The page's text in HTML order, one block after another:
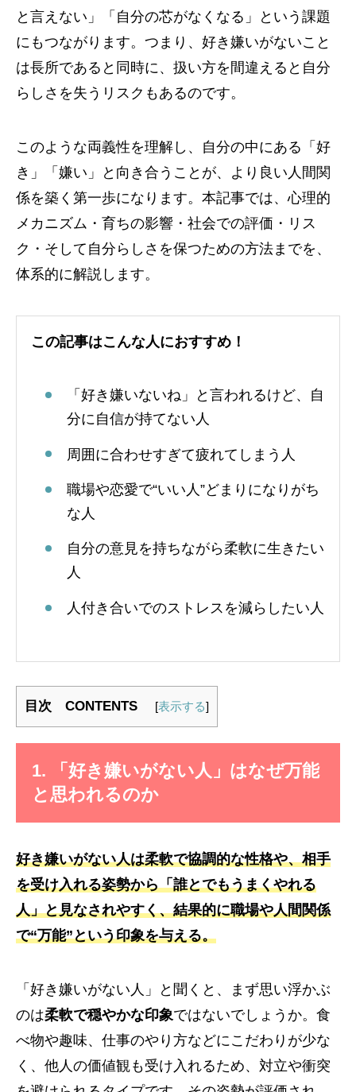
と言えない」「自分の芯がなくなる」という課題
にもつながります。つまり、好き嫌いがないこと
は長所であると同時に、扱い方を間違えると自分
らしさを失うリスクもあるのです。
このような両義性を理解し、自分の中にある「好
き」「嫌い」と向き合うことが、より良い人間関
係を築く第一歩になります。本記事では、心理的
メカニズム・育ちの影響・社会での評価・リス
ク・そして自分らしさを保つための方法までを、
体系的に解説します。
この記事はこんな人におすすめ！
「好き嫌いないね」と言われるけど、自
分に自信が持てない人
周囲に合わせすぎて疲れてしまう人
職場や恋愛で“いい人”どまりになりがち
な人
自分の意見を持ちながら柔軟に生きたい
人
人付き合いでのストレスを減らしたい人
目次 CONTENTS [表示する]
1. 「好き嫌いがない人」はなぜ万能
と思われるのか
好き嫌いがない人は柔軟で協調的な性格や、相手
を受け入れる姿勢から「誰とでもうまくやれる
人」と見なされやすく、結果的に職場や人間関係
で“万能”という印象を与える。
「好き嫌いがない人」と聞くと、まず思い浮かぶ
のは柔軟で穏やかな印象ではないでしょうか。食
べ物や趣味、仕事のやり方などにこだわりが少な
く、他人の価値観も受け入れるため、対立や衝突